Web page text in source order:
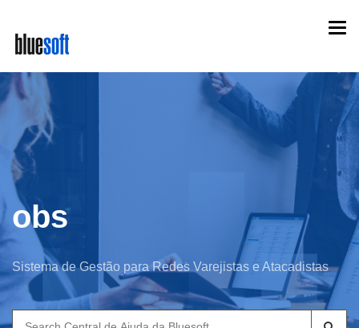
main
content
obs
Sistema de Gestão para Redes Varejistas e Atacadistas
Search